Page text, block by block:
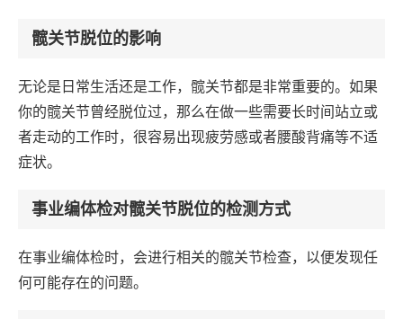
髋关节脱位的影响
无论是日常生活还是工作，髋关节都是非常重要的。如果
你的髋关节曾经脱位过，那么在做一些需要长时间站立或
者走动的工作时，很容易出现疲劳感或者腰酸背痛等不适
症状。
事业编体检对髋关节脱位的检测方式
在事业编体检时，会进行相关的髋关节检查，以便发现任
何可能存在的问题。